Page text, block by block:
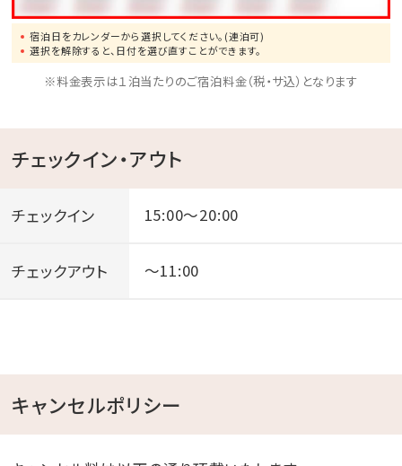
宿泊日をカレンダーから選択してください。(連泊可)
選択を解除すると、日付を選び直すことができます。
※料金表示は１泊当たりのご宿泊料金（税・サ込）となります
チェックイン・アウト
チェックイン 15:00～20:00
チェックアウト ～11:00
キャンセルポリシー